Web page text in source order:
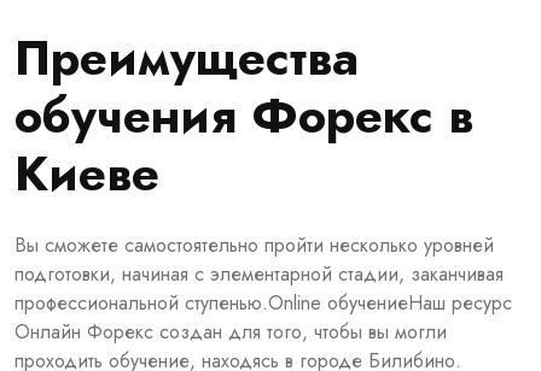
Преимущества
обучения Форекс в
Киеве
Вы сможете самостоятельно пройти несколько уровней
подготовки, начиная с элементарной стадии, заканчивая
профессиональной ступенью.Online обучениеНаш ресурс
Онлайн Форекс создан для того, чтобы вы могли
проходить обучение, находясь в городе Билибино.